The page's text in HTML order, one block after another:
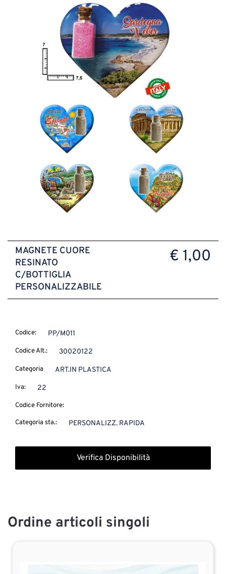
MAGNETE CUORE
RESINATO
C/BOTTIGLIA
PERSONALIZZABILE
€ 1,00
Codice: PP/M011
Codice Alt.: 30020122
Categoria ART.IN PLASTICA
Iva: 22
Codice Fornitore:
Categoria sta.: PERSONALIZZ. RAPIDA
Verifica Disponibilità
Ordine articoli singoli